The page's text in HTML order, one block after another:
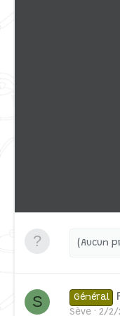
(Aucun
S Général
Sève 2/2/